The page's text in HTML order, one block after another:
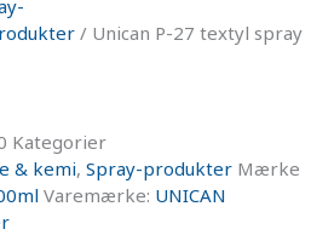
/ Unican P-27 textyl spray
Kategorier
& kemi, Spray-produkter Mærke
Varemærke: UNICAN